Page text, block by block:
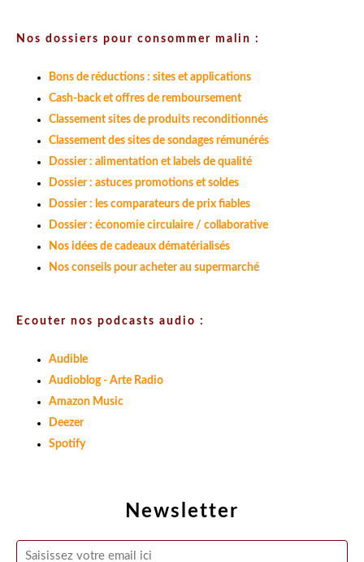
Newsletter
Nos dossiers pour consommer malin :
Bons de réductions : sites et applications
Cash-back et offres de remboursement
Classement sites de produits reconditionnés
Classement des sites de sondages rémunérés
Dossier : alimentation et labels de qualité
Dossier : astuces promotions et soldes
Dossier : les comparateurs de prix fiables
Dossier : économie circulaire / collaborative
Nos idées de cadeaux dématérialisés
Nos conseils pour acheter au supermarché
Ecouter nos podcasts audio :
Audible
Audioblog - Arte Radio
Amazon Music
Deezer
Spotify